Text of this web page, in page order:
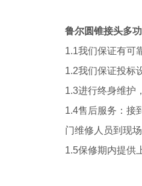
鲁尔圆锥接头多
1.1我们保证有可
1.2我们保证投标
1.3进行终身维护
1.4售后服务：接
门维修人员到现场
1.5保修期内提供